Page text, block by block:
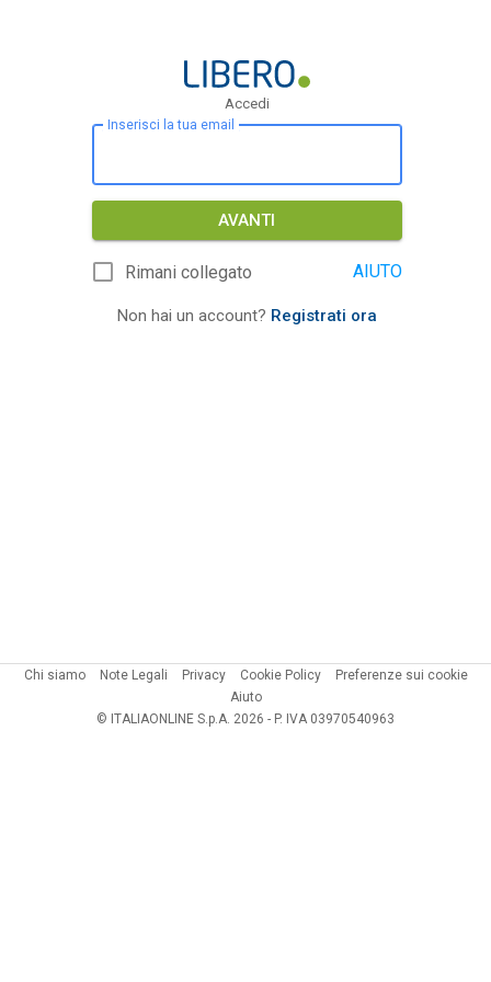
Accedi
Inserisci la tua email
AVANTI
Rimani collegato AIUTO
Non hai un account? Registrati ora
Chi siamo Note Legali Privacy Cookie Policy
Preferenze sui cookie
Aiuto
© ITALIAONLINE S.p.A. 2026 - P. IVA 03970540963